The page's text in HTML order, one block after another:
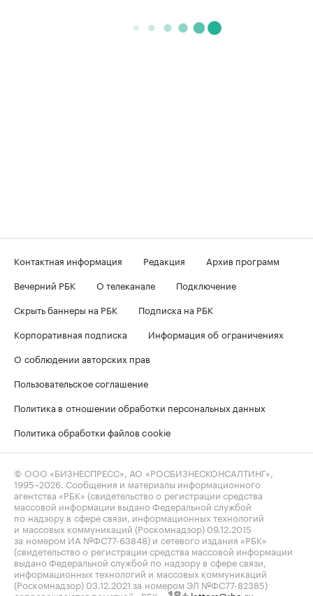
Контактная информация Редакция
Архив программ
Вечерний РБК
О телеканале
Подключение
Скрыть баннеры на РБК
Подписка на РБК
Корпоративная подписка
Информация об ограничениях
О соблюдении авторских прав
Пользовательское соглашение
Политика в отношении обработки персональных данных
Политика обработки файлов cookie
© ООО «БИЗНЕСПРЕСС», АО «РОСБИЗНЕСКОНСАЛТИНГ»,
1995–2026 . Сообщения и материалы информационного
агентства «РБК» (свидетельство о регистрации средства
массовой информации выдано Федеральной службой
по надзору в сфере связи, информационных технологий
и массовых коммуникаций (Роскомнадзор) 09.12.2015
за номером ИА №ФС77-63848) и сетевого издания «РБК»
(свидетельство о регистрации средства массовой информации
выдано Федеральной службой по надзору в сфере связи,
информационных технологий и массовых коммуникаций
(Роскомнадзор) 03.12.2021 за номером ЭЛ №ФС77-82385)